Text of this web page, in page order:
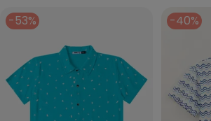
-53% -40%